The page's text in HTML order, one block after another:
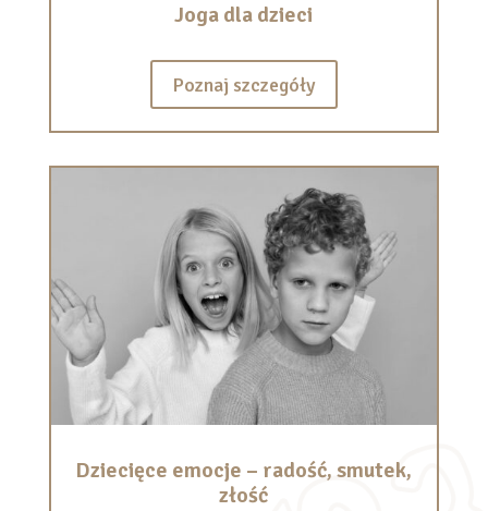
Joga dla dzieci
Poznaj szczegóły
Dziecięce emocje – radość, smutek,
złość